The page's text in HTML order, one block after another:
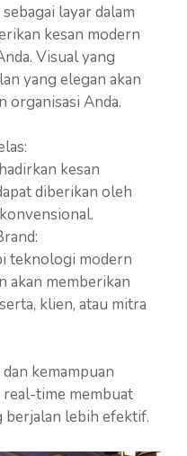
layar dalam
kesan modern
Visual yang
yang elegan akan
organisasi Anda.
kesan
diberikan oleh
teknologi modern
akan memberikan
klien, atau mitra
kemampuan
time membuat
berjalan lebih efektif.